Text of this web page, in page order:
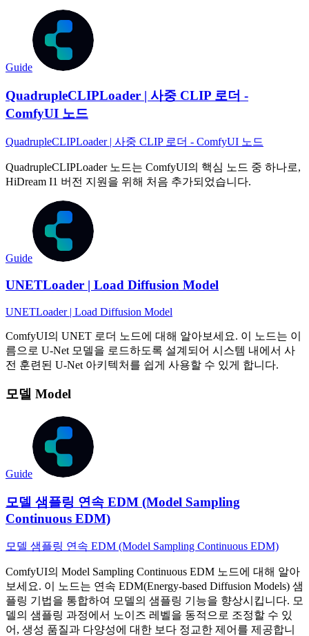
Guide
QuadrupleCLIPLoader | 사중 CLIP 로더 -
ComfyUI 노드
QuadrupleCLIPLoader | 사중 CLIP 로더 - ComfyUI 노드
QuadrupleCLIPLoader 노드는 ComfyUI의 핵심 노드 중 하나로,
HiDream I1 버전 지원을 위해 처음 추가되었습니다.
Guide
UNETLoader | Load Diffusion Model
UNETLoader | Load Diffusion Model
ComfyUI의 UNET 로더 노드에 대해 알아보세요. 이 노드는 이
름으로 U-Net 모델을 로드하도록 설계되어 시스템 내에서 사
전 훈련된 U-Net 아키텍처를 쉽게 사용할 수 있게 합니다.
모델 Model
Guide
모델 샘플링 연속 EDM (Model Sampling
Continuous EDM)
모델 샘플링 연속 EDM (Model Sampling Continuous EDM)
ComfyUI의 Model Sampling Continuous EDM 노드에 대해 알아
보세요. 이 노드는 연속 EDM(Energy-based Diffusion Models) 샘
플링 기법을 통합하여 모델의 샘플링 기능을 향상시킵니다. 모
델의 샘플링 과정에서 노이즈 레벨을 동적으로 조정할 수 있
어, 생성 품질과 다양성에 대한 보다 정교한 제어를 제공합니